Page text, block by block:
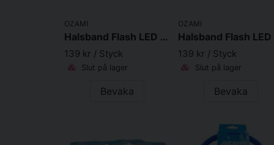
OZAMI
Halsband Flash LED Svart (70cm)
139 kr / Styck
Slut på lager
Bevaka
OZAMI
139 kr / Styck
Slut på lager
Bevaka